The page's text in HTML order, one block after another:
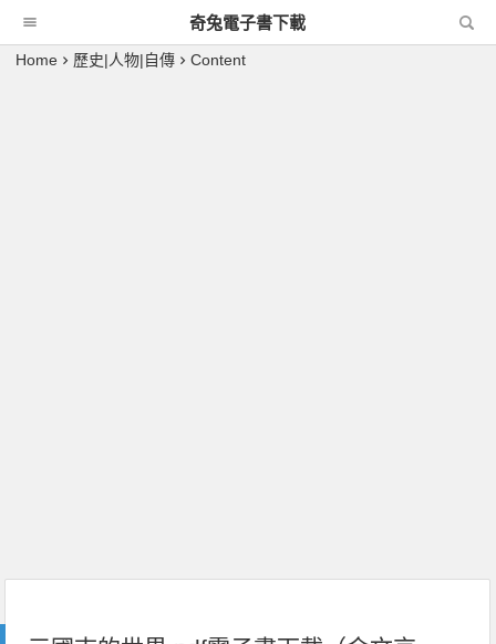
奇兔電子書下載
Home 歷史|人物|自傳 Content